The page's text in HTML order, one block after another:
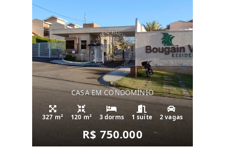
CASA EM CONDOMÍNIO
327 m² 120 m² 3 dorms 1 suíte 2 vagas
R$ 750.000